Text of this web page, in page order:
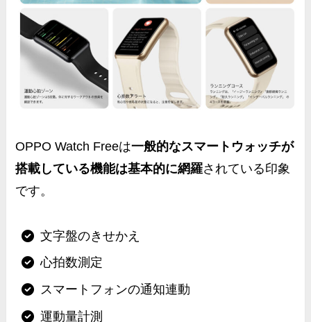
OPPO Watch Freeは一般的なスマートウォッチが
搭載している機能は基本的に網羅されている印象
です。
文字盤のきせかえ
心拍数測定
スマートフォンの通知連動
運動量計測